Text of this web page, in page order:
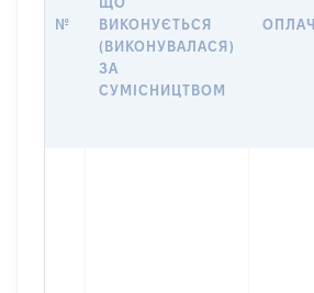
№
ВИКОНУЄТЬСЯ
(ВИКОНУВАЛАСЯ)
ЗА
СУМІСНИЦТВОМ